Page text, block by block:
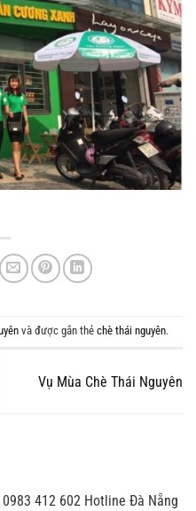
và được gắn thẻ chè thái nguyên.
Vụ Mùa Chè Thái Nguyên
412 602 Hotline Đà Nẵng